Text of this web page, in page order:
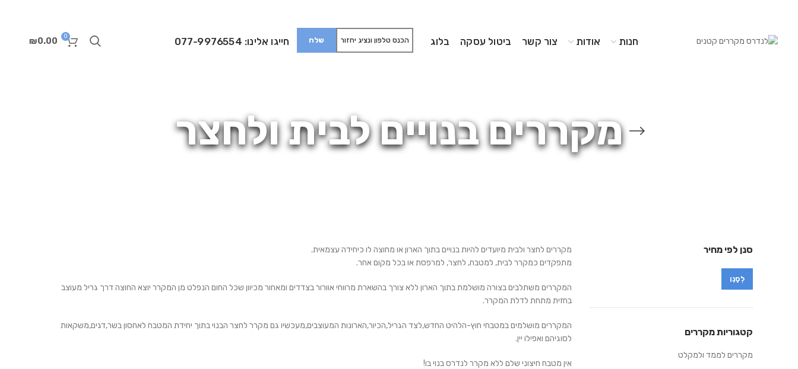
חנות אודות צור קשר ביטול עסקה בלוג חייגו אלינו: 077-9976554 0
₪0.00
מקררים בנויים לבית ולחצר
מקררים לחצר ולבית מיועדים להיות בנויים בתוך הארון או מחוצה לו כיחידה עצמאית.
מתפקדים כמקרר לבית, למטבח, לחצר, למרפסת או בכל מקום אחר.
המקררים משתלבים בצורה מושלמת בתוך הארון ללא צורך בהשארת מרווחי אוורור בצדדים ומאחור מכיוון שכל החום הנפלט מן המקרר יוצא החוצה דרך גריל מעוצב
בחזית מתחת לדלת המקרר.
המקררים מושלמים במטבחי חוץ-הלהיט החדש,לצד הגריל,הכיור,הארונות המעוצבים,מעכשיו גם מקרר לחצר הבנוי בתוך יחידת המטבח לאחסון בשר,דגים,משקאות
לסוגיהם ואפילו יין.
אין מטבח חיצוני שלם ללא מקרר לנדרס בנוי בו!
סנן לפי מחיר
לְסַנֵן
קטגוריות מקררים
מקררים לממד ולמקלט